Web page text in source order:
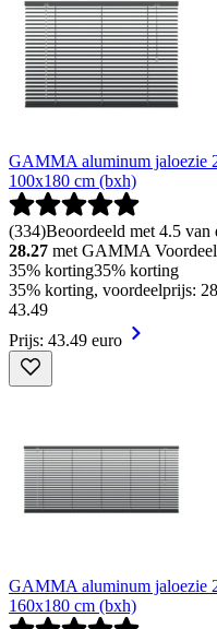
GAMMA aluminum jaloezie
100x180 cm (bxh)
(334)Beoordeeld met 4.5 van
28.27 met GAMMA
35% korting35% korting
35% korting, voordeelprijs:
43.49
Prijs: 43.49 euro
GAMMA aluminum jaloezie
160x180 cm (bxh)